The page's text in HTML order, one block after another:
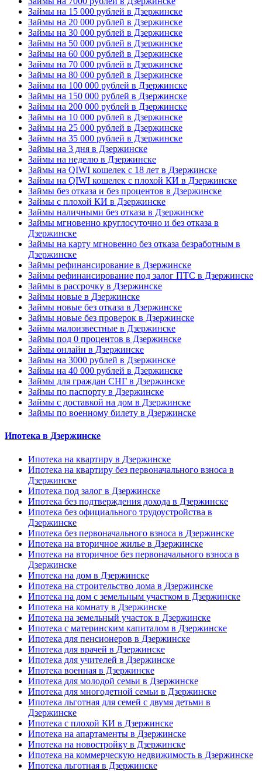
Займы на 15 000 рублей в Дзержинске
Займы на 20 000 рублей в Дзержинске
Займы на 30 000 рублей в Дзержинске
Займы на 50 000 рублей в Дзержинске
Займы на 60 000 рублей в Дзержинске
Займы на 70 000 рублей в Дзержинске
Займы на 80 000 рублей в Дзержинске
Займы на 100 000 рублей в Дзержинске
Займы на 150 000 рублей в Дзержинске
Займы на 200 000 рублей в Дзержинске
Займы на 10 000 рублей в Дзержинске
Займы на 25 000 рублей в Дзержинске
Займы на 35 000 рублей в Дзержинске
Займы на 3 дня в Дзержинске
Займы на неделю в Дзержинске
Займы на QIWI кошелек с 18 лет в Дзержинске
Займы на QIWI кошелек с плохой КИ в Дзержинске
Займы без отказа и без процентов в Дзержинске
Займы с плохой КИ в Дзержинске
Займы наличными без отказа в Дзержинске
Займы мгновенно круглосуточно и без отказа в
Дзержинске
Займы на карту мгновенно без отказа безработным в
Дзержинске
Займы рефинансирование в Дзержинске
Займы рефинансирование под залог ПТС в Дзержинске
Займы в рассрочку в Дзержинске
Займы новые в Дзержинске
Займы новые без отказа в Дзержинске
Займы новые без проверок в Дзержинске
Займы малоизвестные в Дзержинске
Займы под 0 процентов в Дзержинске
Займы онлайн в Дзержинске
Займы на 3000 рублей в Дзержинске
Займы на 40 000 рублей в Дзержинске
Займы для граждан СНГ в Дзержинске
Займы по паспорту в Дзержинске
Займы с доставкой на дом в Дзержинске
Займы по военному билету в Дзержинске
Ипотека в Дзержинске
Ипотека на квартиру в Дзержинске
Ипотека на квартиру без первоначального взноса в
Дзержинске
Ипотека под залог в Дзержинске
Ипотека без подтверждения дохода в Дзержинске
Ипотека без официального трудоустройства в
Дзержинске
Ипотека без первоначального взноса в Дзержинске
Ипотека на вторичное жилье в Дзержинске
Ипотека на вторичное без первоначального взноса в
Дзержинске
Ипотека на дом в Дзержинске
Ипотека на строительство дома в Дзержинске
Ипотека на дом с земельным участком в Дзержинске
Ипотека на комнату в Дзержинске
Ипотека на земельный участок в Дзержинске
Ипотека с материнским капиталом в Дзержинске
Ипотека для пенсионеров в Дзержинске
Ипотека для врачей в Дзержинске
Ипотека для учителей в Дзержинске
Ипотека военная в Дзержинске
Ипотека для молодой семьи в Дзержинске
Ипотека для многодетной семьи в Дзержинске
Ипотека льготная для семей с двумя детьми в
Дзержинске
Ипотека с плохой КИ в Дзержинске
Ипотека на апартаменты в Дзержинске
Ипотека на новостройку в Дзержинске
Ипотека на коммерческую недвижимость в Дзержинске
Ипотека льготная в Дзержинске